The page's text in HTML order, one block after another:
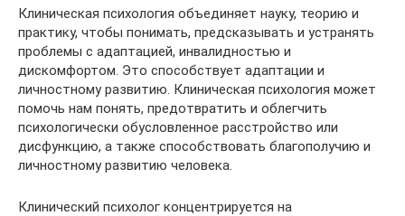
Клиническая психология объединяет науку, теорию и
практику, чтобы понимать, предсказывать и устранять
проблемы с адаптацией, инвалидностью и
дискомфортом. Это способствует адаптации и
личностному развитию. Клиническая психология может
помочь нам понять, предотвратить и облегчить
психологически обусловленное расстройство или
дисфункцию, а также способствовать благополучию и
личностному развитию человека.
Клинический психолог концентрируется на